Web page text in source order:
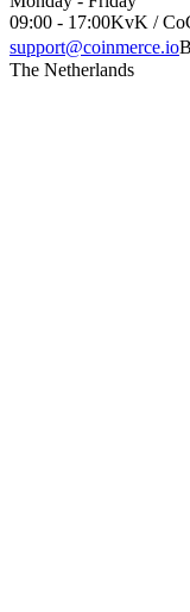
09:00 - 17:00KvK /
support@coinmerce.io
The Netherlands